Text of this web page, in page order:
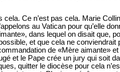
cela. Ce n’est pas cela. Marie
au Vatican pour qu’elle
dans lequel on disait que,
et que cela ne
de «Mère aimante»
et le Pape crée un jury qui soit
quitter le diocèse pour cela